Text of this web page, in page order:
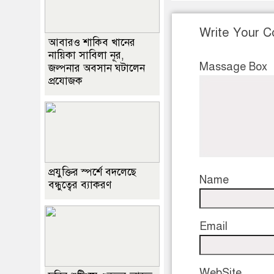
Write Your
Massage Box
Name
Email
আবারও শাকিব খানের
নায়িকা সাবিলা নূর,
জল্পনার অবসান ঘটালেন
প্রযোজক
প্রযুক্তির স্পর্শে বদলেছে
বন্ধুত্বের ব্যাকরণ